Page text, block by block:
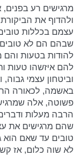
מרגישים רע
ולהדוף את
עצמם בכללות
שבהם הם לא
להודות בטעות
להם איזשהו טעות
וביטחון עצמי
באשמה, לכאורה
פשוטה, אלה
הרבה מעלות
שהם מרגישים את
טובים עד שאם הוא
לא שוה כלום, אז